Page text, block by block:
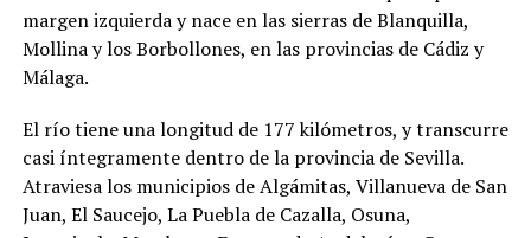
margen izquierda y nace en las sierras de Blanquilla,
Mollina y los Borbollones, en las provincias de Cádiz y
Málaga.
El río tiene una longitud de 177 kilómetros, y transcurre
casi íntegramente dentro de la provincia de Sevilla.
Atraviesa los municipios de Algámitas, Villanueva de San
Juan, El Saucejo, La Puebla de Cazalla, Osuna,